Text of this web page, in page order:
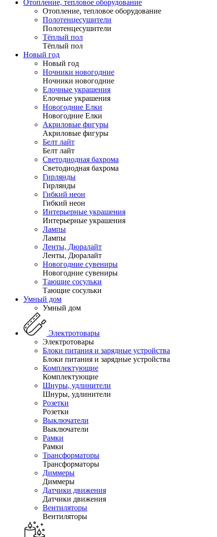
Отопление, тепловое оборудование
Отопление, тепловое оборудование
Полотенцесушители
Полотенцесушители
Тёплый пол
Тёплый пол
Новый год
Новый год
Ночники новогодние
Ночники новогодние
Елочные украшения
Елочные украшения
Новогодние Елки
Новогодние Елки
Акриловые фигуры
Акриловые фигуры
Белт лайт
Белт лайт
Светодиодная бахрома
Светодиодная бахрома
Гирлянды
Гирлянды
Гибкий неон
Гибкий неон
Интерьерные украшения
Интерьерные украшения
Лампы
Лампы
Ленты, Дюралайт
Ленты, Дюралайт
Новогодние сувениры
Новогодние сувениры
Тающие сосульки
Тающие сосульки
Умный дом
Умный дом
Электротовары
Электротовары
Блоки питания и зарядные устройства
Блоки питания и зарядные устройства
Комплектующие
Комплектующие
Шнуры, удлинители
Шнуры, удлинители
Розетки
Розетки
Выключатели
Выключатели
Рамки
Рамки
Трансформаторы
Трансформаторы
Диммеры
Диммеры
Датчики движения
Датчики движения
Вентиляторы
Вентиляторы